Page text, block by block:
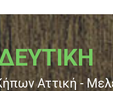
Αττική -